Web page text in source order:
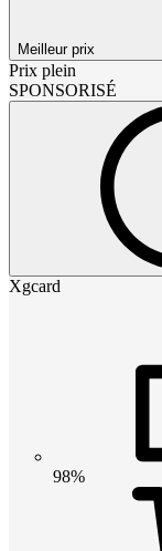
Meilleur prix
Prix plein
SPONSORISÉ
Xgcard
98%